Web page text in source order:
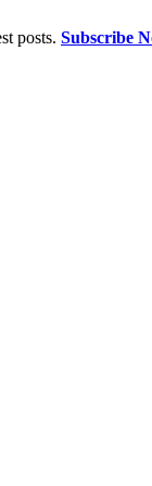
posts. Subscribe